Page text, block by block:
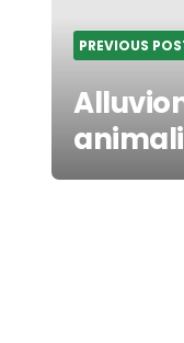
PREVIOUS
animali